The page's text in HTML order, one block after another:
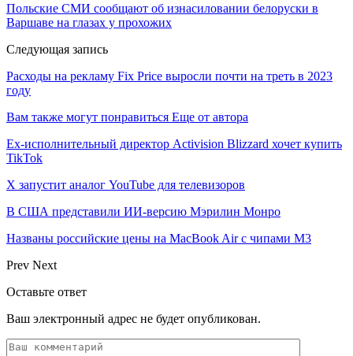
Польские СМИ сообщают об изнасиловании белоруски в
Варшаве на глазах у прохожих
Следующая запись
Расходы на рекламу Fix Price выросли почти на треть в 2023
году
Вам также могут понравиться Еще от автора
Ex-исполнительный директор Activision Blizzard хочет купить
TikTok
X запустит аналог YouTube для телевизоров
В США представили ИИ-версию Мэрилин Монро
Названы российские цены на MacBook Air с чипами M3
Prev Next
Оставьте ответ
Ваш электронный адрес не будет опубликован.